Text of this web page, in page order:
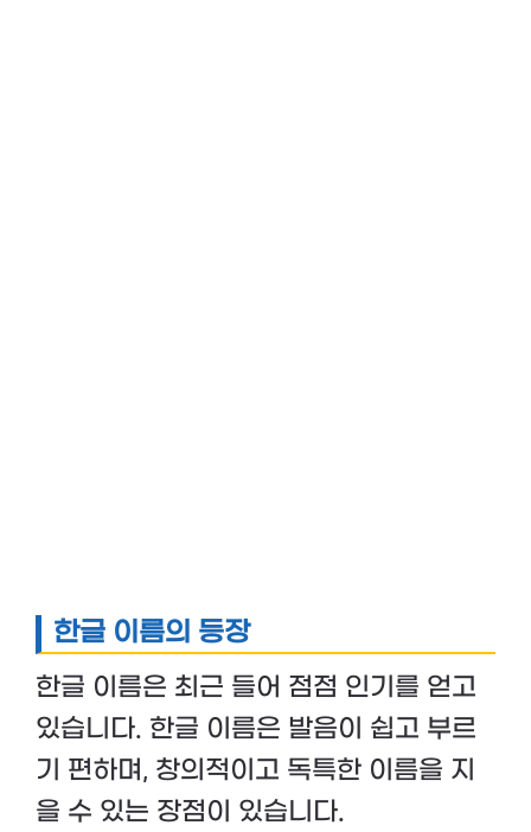
한글 이름의 등장
한글 이름은 최근 들어 점점 인기를 얻고
있습니다. 한글 이름은 발음이 쉽고 부르
기 편하며, 창의적이고 독특한 이름을 지
을 수 있는 장점이 있습니다.